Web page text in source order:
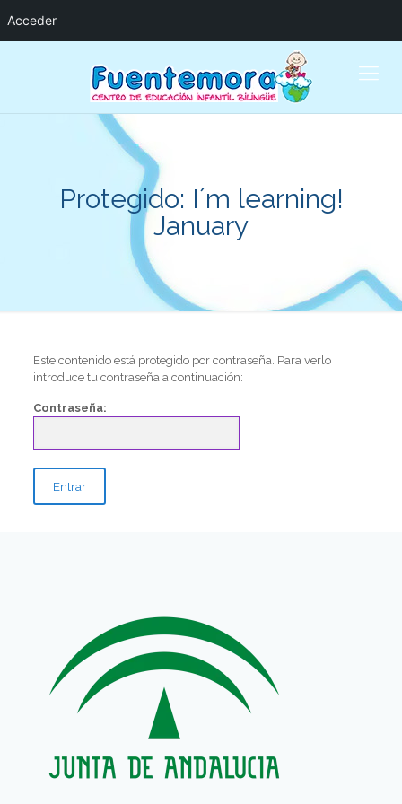
Protegido: I´m learning!
January
Este contenido está protegido por contraseña. Para verlo
introduce tu contraseña a continuación:
Contraseña:
Acceder